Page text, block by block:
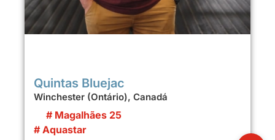
Quintas Bluejac
Winchester (Ontário), Canadá
# Aquastar
# Magalhães 25